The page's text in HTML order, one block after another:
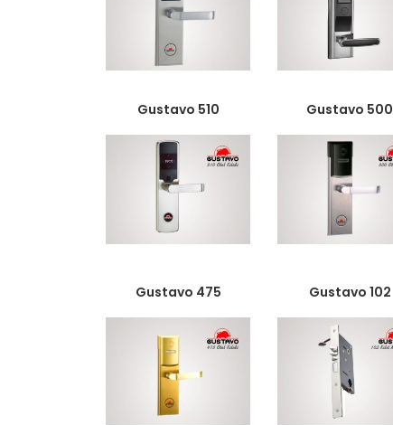
Gustavo 510 Gustavo 500
Gustavo 475 Gustavo 102